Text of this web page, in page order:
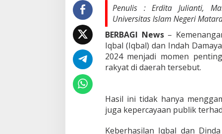
Penulis : Erdita Julianti,
Universitas Islam Negeri
BERBAGI News–
Iqbal (Iqbal) dan Indah
2024 menjadi momen
rakyat di daerah tersebut.
Hasil ini tidak hanya
juga kepercayaan publik
Keberhasilan Iqbal dan